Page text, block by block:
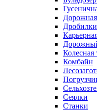
Дробилки
Колесная
Комбайн
Сеялки
Станки